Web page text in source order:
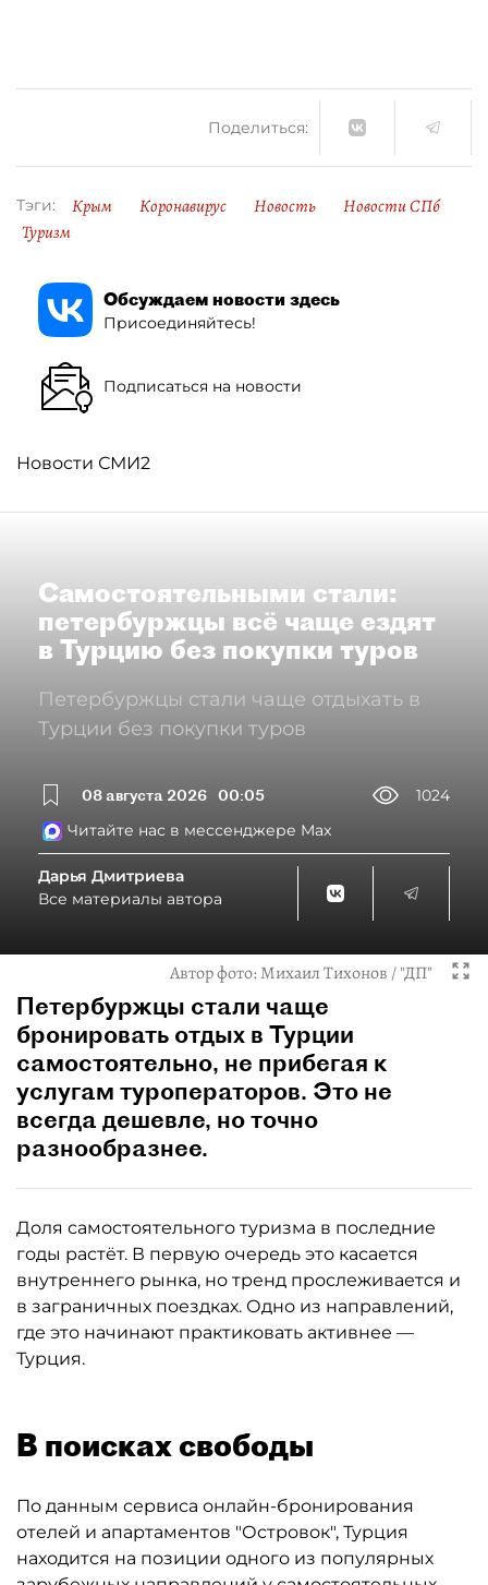
Поделиться:
Тэги: Крым Коронавирус Новость
Новости СПб
Туризм
Обсуждаем новости здесь
Присоединяйтесь!
Подписаться на новости
Новости СМИ2
Самостоятельными стали:
петербуржцы всё чаще ездят
в Турцию без покупки туров
Петербуржцы стали чаще отдыхать в
Турции без покупки туров
08 августа 2026 00:05
1024
Читайте нас в мессенджере Max
Дарья Дмитриева
Все материалы автора
Автор фото:Михаил Тихонов / "ДП"
Петербуржцы стали чаще
бронировать отдых в Турции
самостоятельно, не прибегая к
услугам туроператоров. Это не
всегда дешевле, но точно
разнообразнее.
Доля самостоятельного туризма в последние
годы растёт. В первую очередь это касается
внутреннего рынка, но тренд прослеживается и
в заграничных поездках. Одно из направлений,
где это начинают практиковать активнее —
Турция.
В поисках свободы
По данным сервиса онлайн-бронирования
отелей и апартаментов "Островок", Турция
находится на позиции одного из популярных